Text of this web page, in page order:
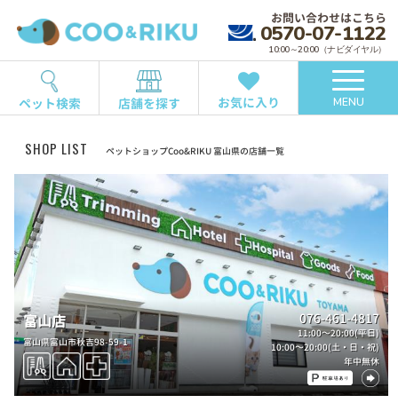
お問い合わせはこちら
0570-07-1122
10:00～20:00（ナビダイヤル）
ペット検索 店舗を探す お気に入り MENU
SHOP LIST ペットショップCoo&RIKU 富山県の店舗一覧
富山店
富山県富山市秋吉98-59-1
076-461-4817
11:00～20:00(平日)
10:00～20:00(土・日・祝)
年中無休